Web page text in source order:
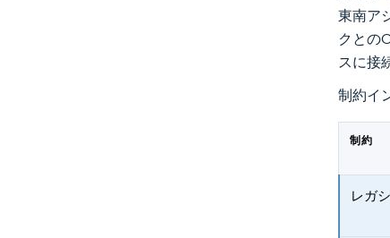
東南ア
クとの
スに接
制約イ
制約
レガ